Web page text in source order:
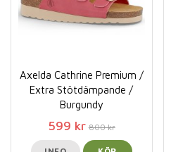
Axelda Cathrine Premium /
Extra Stötdämpande /
Burgundy
599 kr 800 kr